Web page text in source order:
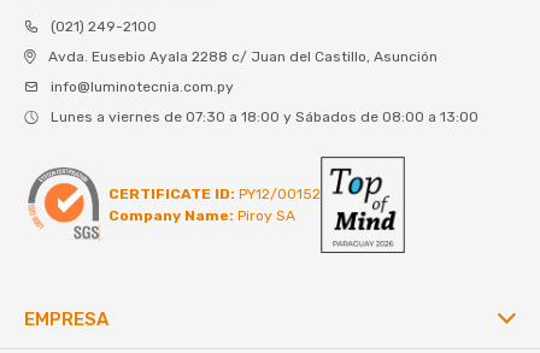
(021) 249-2100
Avda. Eusebio Ayala 2288 c/ Juan del Castillo, Asunción
info@luminotecnia.com.py
Lunes a viernes de 07:30 a 18:00 y Sábados de 08:00 a 13:00
CERTIFICATE ID: PY12/00152
Company Name: Piroy SA
EMPRESA